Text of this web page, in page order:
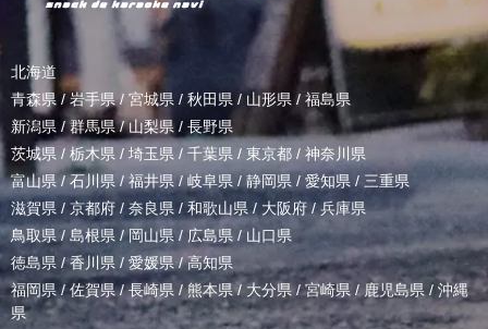
北海道
青森県 / 岩手県/ 宮城県 / 秋田県 / 山形県/ 福島県
新潟県 /群馬県/山梨県 / 長野県
茨城県 / 栃木県 / 埼玉県 / 千葉県 / 東京都 / 神奈川県
富山県 /石川県/福井県/岐阜県 / 静岡県 / 愛知県 / 三重県
滋賀県 / 京都府 / 奈良県 / 和歌山県/ 大阪府 /兵庫県
鳥取県/ 島根県 /岡山県/ 広島県 / 山口県
徳島県 /香川県 / 愛媛県/高知県
福岡県/佐賀県/長崎県 /熊本県/ 大分県/宮崎県 /鹿児島県 / 沖縄
県